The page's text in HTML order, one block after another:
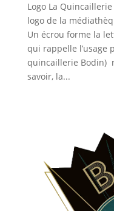
Logo La
logo de la
Un écrou forme la
qui rappelle l’usage
quincaillerie Bodin)
savoir, la...